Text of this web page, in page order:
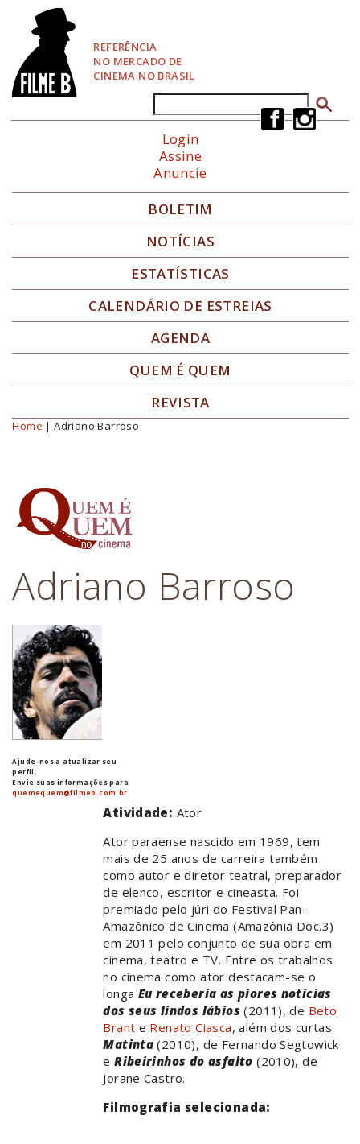
REFERÊNCIA
NO MERCADO DE
CINEMA NO BRASIL
Formulário de busca
Login
Assine
Anuncie
BOLETIM
NOTÍCIAS
ESTATÍSTICAS
CALENDÁRIO DE ESTREIAS
AGENDA
QUEM É QUEM
REVISTA
Você está aqui
Home | Adriano Barroso
Adriano Barroso
Ajude-nos a atualizar seu
perfil.
Envie suas informações para
quemequem@filmeb.com.br
Atividade: Ator
Ator paraense nascido em 1969, tem
mais de 25 anos de carreira também
como autor e diretor teatral, preparador
de elenco, escritor e cineasta. Foi
premiado pelo júri do Festival Pan-
Amazônico de Cinema (Amazônia Doc.3)
em 2011 pelo conjunto de sua obra em
cinema, teatro e TV. Entre os trabalhos
no cinema como ator destacam-se o
longa Eu receberia as piores notícias
dos seus lindos lábios (2011), de Beto
Brant e Renato Ciasca, além dos curtas
Matinta (2010), de Fernando Segtowick
eRibeirinhos do asfalto (2010), de
Jorane Castro.
Filmografia selecionada: